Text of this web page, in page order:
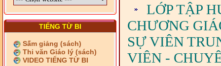
TIẾNG TỪ BI
Sấm giảng (sách)
Thi văn Giáo lý (sách)
VIDEO TIẾNG TỪ BI
LỚP TẬP
CHƯƠNG
SỰ VIÊN
VIÊN -